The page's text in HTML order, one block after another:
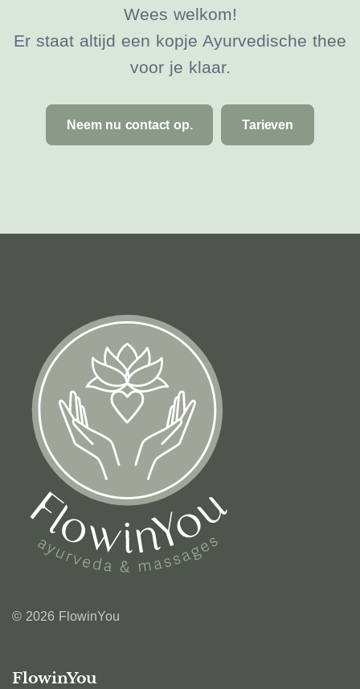
Wees welkom!
Er staat altijd een kopje Ayurvedische thee
voor je klaar.
Neem nu contact op. Tarieven
© 2026 FlowinYou
FlowinYou